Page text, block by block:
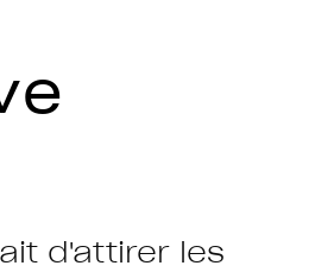
d'attirer les